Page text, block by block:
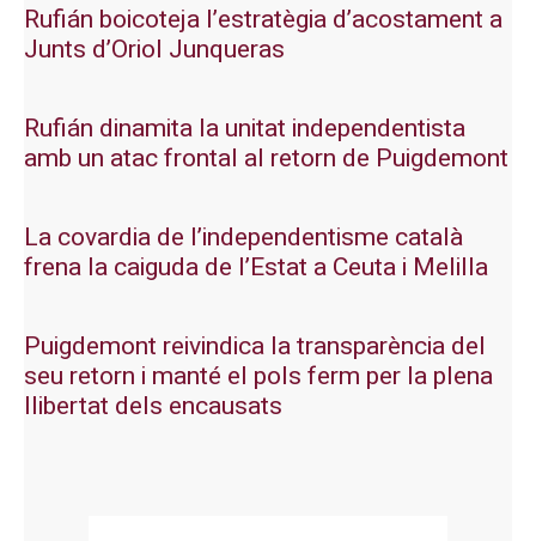
Rufián boicoteja l’estratègia d’acostament a
Junts d’Oriol Junqueras
Rufián dinamita la unitat independentista
amb un atac frontal al retorn de Puigdemont
La covardia de l’independentisme català
frena la caiguda de l’Estat a Ceuta i Melilla
Puigdemont reivindica la transparència del
seu retorn i manté el pols ferm per la plena
llibertat dels encausats